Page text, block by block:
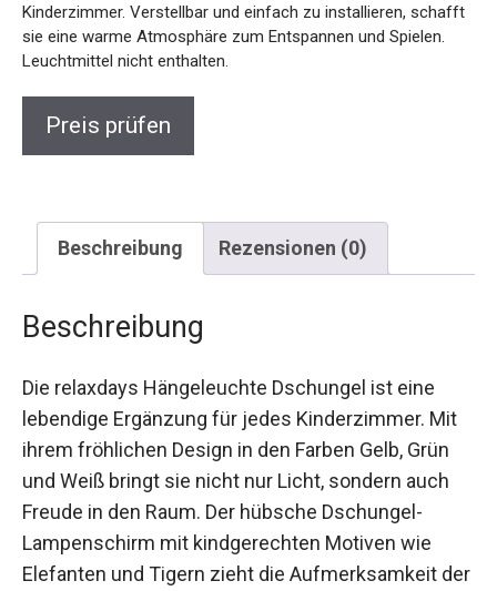
Kinderzimmer. Verstellbar und einfach zu installieren, schafft
sie eine warme Atmosphäre zum Entspannen und Spielen.
Leuchtmittel nicht enthalten.
Preis prüfen
Beschreibung Rezensionen (0)
Beschreibung
Die relaxdays Hängeleuchte Dschungel ist eine
lebendige Ergänzung für jedes Kinderzimmer. Mit
ihrem fröhlichen Design in den Farben Gelb, Grün
und Weiß bringt sie nicht nur Licht, sondern auch
Freude in den Raum. Der hübsche Dschungel-
Lampenschirm mit kindgerechten Motiven wie
Elefanten und Tigern zieht die Aufmerksamkeit der